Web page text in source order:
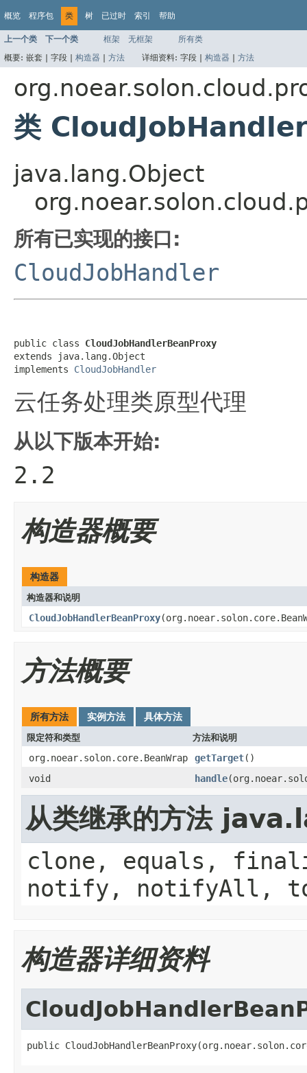
概览 程序包 类 树 已过时 索引 帮助
上一个类 下一个类 框架 无框架
所有类
概要: 嵌套 | 字段 | 构造器 | 方法 详细资料: 字段 | 构造器 | 方法
类
java.lang.Object
所有已实现的接口:
CloudJobHandler
public class CloudJobHandlerBeanProxy
extends java.lang.Object
implements CloudJobHandler
云任务处理类原型代理
从以下版本开始:
2.2
构造器概要
构造器
构造器和说明
CloudJobHandlerBeanProxy
方法概要
所有方法 实例方法 具体方法
限定符和类型 方法和说明
org.noear.solon.core.BeanWrap getTarget()
void
handle
从类继承的方法
clone, equals,
notify, notifyAll,
构造器详细资料
public